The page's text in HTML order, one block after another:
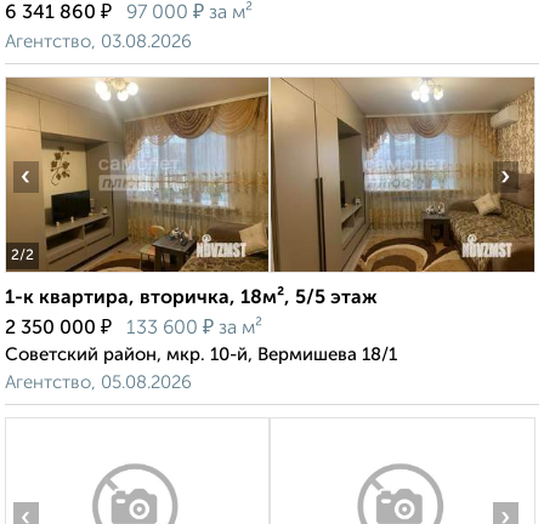
6 341 860 ₽ 97 000 ₽ за м²
Агентство, 03.08.2026
2/2
‹ ›
1-к квартира, вторичка, 18м², 5/5 этаж
2 350 000 ₽ 133 600 ₽ за м²
Советский район, мкр. 10-й, Вермишева 18/1
Агентство, 05.08.2026
‹ ›